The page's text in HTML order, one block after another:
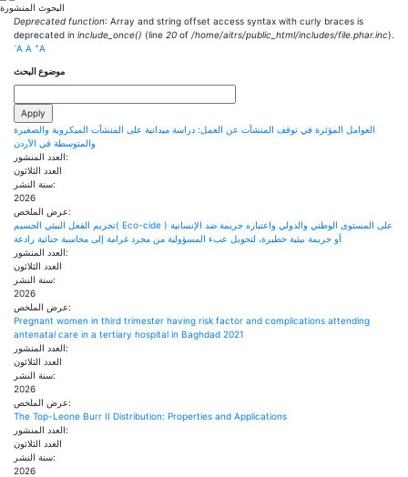
البحوث المنشورة
Error message
Deprecated function: Array and string offset access syntax with curly braces is
deprecated in include_once() (line 20 of /home/aitrs/public_html/includes/file.phar.inc).
-A A +A
موضوع البحث
العوامل المؤثرة في توقف المنشآت عن العمل: دراسة ميدانية على المنشآت الميكروية والصغيرة
والمتوسطة في الأردن
العدد المنشور:
العدد الثلاثون
سنة النشر:
2026
عرض الملخص:
تجريم الفعل البيئي الجسيم( Eco-cide ) على المستوى الوطني والدولي واعتباره جريمة ضد الإنسانية
أو جريمة بيئية خطيرة، لتحويل عبء المسؤولية من مجرد غرامة إلى محاسبة جنائية رادعة
العدد المنشور:
العدد الثلاثون
سنة النشر:
2026
عرض الملخص:
Pregnant women in third trimester having risk factor and complications attending
antenatal care in a tertiary hospital in Baghdad 2021
العدد المنشور:
العدد الثلاثون
سنة النشر:
2026
عرض الملخص:
The Top-Leone Burr II Distribution: Properties and Applications
العدد المنشور:
العدد الثلاثون
سنة النشر:
2026